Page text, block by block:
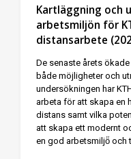
Kartläggning och
arbetsmiljön för
distansarbete
De senaste årets
både möjligheter och
undersökningen har
arbeta för att skapa en
distans samt vilka
att skapa ett modernt
en god arbetsmiljö̈ och